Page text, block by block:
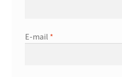
E-mail *